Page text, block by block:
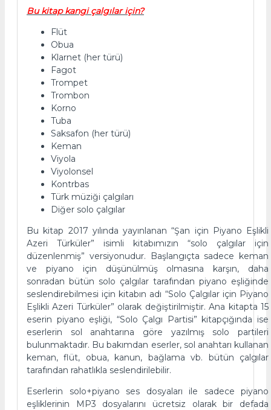
Bu kitap kangi çalgılar için?
Flüt
Obua
Klarnet (her türü)
Fagot
Trompet
Trombon
Korno
Tuba
Saksafon (her türü)
Keman
Viyola
Viyolonsel
Kontrbas
Türk müziği çalgıları
Diğer solo çalgılar
Bu kitap 2017 yılında yayınlanan “Şan için Piyano Eşlikli
Azeri Türküler” isimli kitabımızın “solo çalgılar için
düzenlenmiş” versiyonudur. Başlangıçta sadece keman
ve piyano için düşünülmüş olmasına karşın, daha
sonradan bütün solo çalgılar tarafından piyano eşliğinde
seslendirebilmesi için kitabın adı “Solo Çalgılar için Piyano
Eşlikli Azeri Türküler” olarak değiştirilmiştir. Ana kitapta 15
eserin piyano eşliği, “Solo Çalgı Partisi” kitapçığında ise
eserlerin sol anahtarına göre yazılmış solo partileri
bulunmaktadır. Bu bakımdan eserler, sol anahtarı kullanan
keman, flüt, obua, kanun, bağlama vb. bütün çalgılar
tarafından rahatlıkla seslendirilebilir.
Eserlerin solo+piyano ses dosyaları ile sadece piyano
eşliklerinin MP3 dosyalarını ücretsiz olarak bir defada